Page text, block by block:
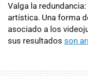
Valga la redundancia:
artística. Una forma
asociado a los
sus resultados son